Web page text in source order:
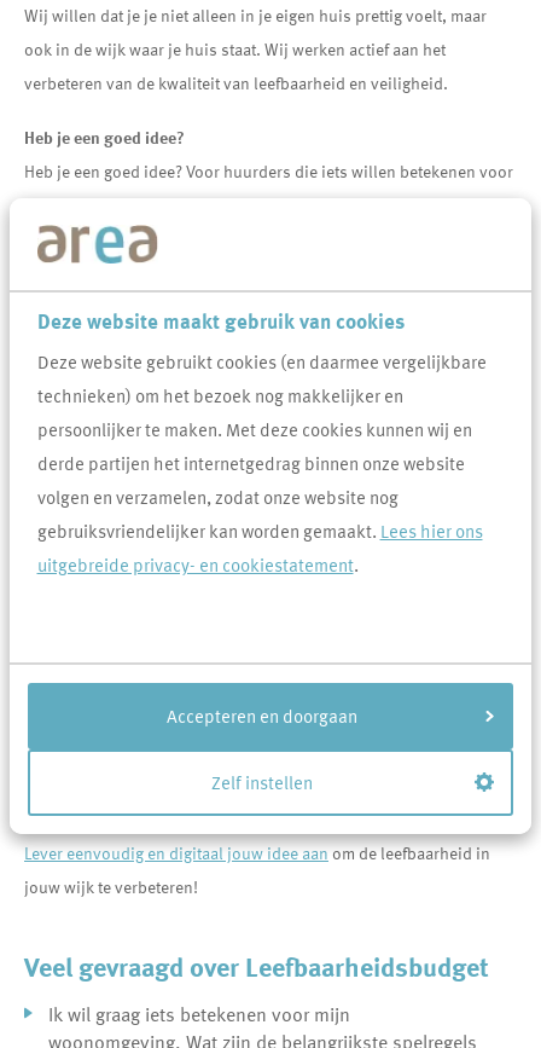
Deze website maakt gebruik van cookies
Deze website gebruikt cookies (en daarmee vergelijkbare
technieken) om het bezoek nog makkelijker en
persoonlijker te maken. Met deze cookies kunnen wij en
derde partijen het internetgedrag binnen onze website
volgen en verzamelen, zodat onze website nog
gebruiksvriendelijker kan worden gemaakt. Lees hier ons
uitgebreide privacy- en cookiestatement.
Accepteren en doorgaan
Zelf instellen
Wij willen dat je je niet alleen in je eigen huis prettig voelt, maar
ook in de wijk waar je huis staat. Wij werken actief aan het
verbeteren van de kwaliteit van leefbaarheid en veiligheid.
Heb je een goed idee?
Heb je een goed idee? Voor huurders die iets willen betekenen voor
beschikbaar.
van jouw buurt? Dan lezen wij graag jouw idee .
De spelregels
De activiteit wordt georganiseerd voor en door bewoners van Area
in een bepaalde straat of buurt.
Je aanvraag wordt ondersteund door een begroting, eventuele
tekeningen en/of offertes.
Het gaat om activiteiten die voor Area niet leiden tot structurele
wijken van Area in Uden, Veghel en de omliggende kerkdorpen.
Als wij je aanvraag hebben ontvangen, beoordelen wij aan de hand
van de spelregels of jouw voorstel in aanmerking komt voor een
Lever eenvoudig en digitaal jouw idee aanom de leefbaarheid in
jouw wijk te verbeteren!
Veel gevraagd over Leefbaarheidsbudget
Ik wil graag iets betekenen voor mijn
woonomgeving. Wat zijn de belangrijkste spelregels